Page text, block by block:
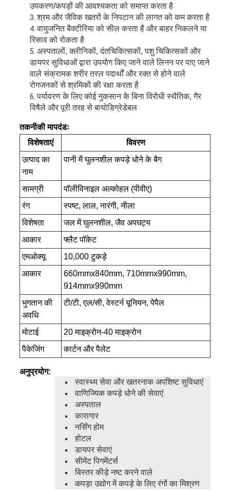
उपकरण/कपड़ों की आवश्यकता को समाप्त करता है
श्रम और जैविक खतरों के निपटान की लागत को कम करता है
वायुजनित बैक्टीरिया को सील करता है और बाहर निकलने या
रिसाव को रोकता है
अस्पतालों, क्लीनिकों, दंतचिकित्सकों, पशु चिकित्सकों और
डायपर सुविधाओं द्वारा उपयोग किए जाने वाले लिनन पर पाए जाने
वाले संक्रामक शरीर तरल पदार्थों और रक्त से होने वाले
रोगजनकों से श्रमिकों की रक्षा करता है
पर्यावरण के लिए कोई नुकसान के बिना विरोधी स्थैतिक, गैर
विषैले और पूरी तरह से बायोडिग्रेडेबल
तकनीकी मापदंडः
विशेषताएं
विवरण
उत्पाद का
नाम
पानी में घुलनशील कपड़े धोने के बैग
सामग्री
पॉलीविनाइल अल्कोहल (पीवीए)
रंग
स्पष्ट, लाल, नारंगी, नीला
विशेषता
जल में घुलनशील, जैव अपघट्य
आकार
फ्लैट पॉकेट
एमओक्यू
10,000 टुकड़े
आकार
660mmx840mm, 710mmx990mm,
914mmx990mm
भुगतान की
अवधि
टी/टी, एल/सी, वेस्टर्न यूनियन, पेपैल
मोटाई
20 माइक्रोन-40 माइक्रोन
पैकेजिंग
कार्टन और पैलेट
अनुप्रयोग:
स्वास्थ्य सेवा और खतरनाक अपशिष्ट सुविधाएं
वाणिज्यिक कपड़े धोने की सेवाएं
अस्पताल
कारागार
नर्सिंग होम
होटल
डायपर सेवाएं
सीमेंट पिगमेंटर्स
बिस्तर कीड़े नष्ट करने वाले
कपड़ा उद्योग में कपड़े के लिए रंगों का मिश्रण